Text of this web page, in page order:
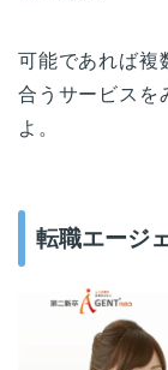
可能であれば複
合うサービスを
よ。
転職エージ